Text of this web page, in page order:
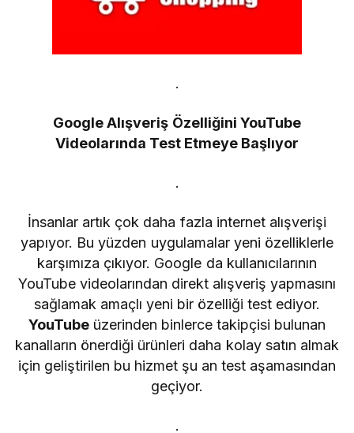
.
Google Alışveriş Özelliğini YouTube
Videolarında Test Etmeye Başlıyor
.
İnsanlar artık çok daha fazla internet alışverişi
yapıyor. Bu yüzden uygulamalar yeni özelliklerle
karşımıza çıkıyor. Google da kullanıcılarının
YouTube videolarından direkt alışveriş yapmasını
sağlamak amaçlı yeni bir özelliği test ediyor.
YouTubeüzerinden binlerce takipçisi bulunan
kanalların önerdiği ürünleri daha kolay satın almak
için geliştirilen bu hizmet şu an test aşamasından
geçiyor.
.